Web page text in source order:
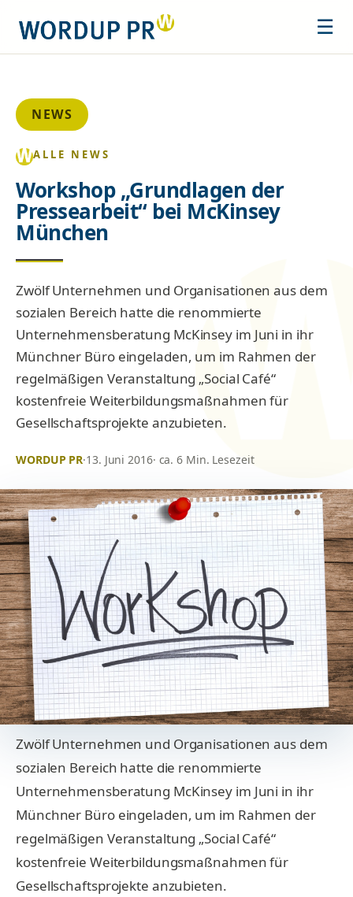
☰
NEWS
ALLE NEWS
Workshop „Grundlagen der
Pressearbeit“ bei McKinsey
München
Zwölf Unternehmen und Organisationen aus dem
sozialen Bereich hatte die renommierte
Unternehmensberatung McKinsey im Juni in ihr
Münchner Büro eingeladen, um im Rahmen der
regelmäßigen Veranstaltung „Social Café“
kostenfreie Weiterbildungsmaßnahmen für
Gesellschaftsprojekte anzubieten.
WORDUP PR·13. Juni 2016· ca. 6 Min. Lesezeit
Zwölf Unternehmen und Organisationen aus dem
sozialen Bereich hatte die renommierte
Unternehmensberatung McKinsey im Juni in ihr
Münchner Büro eingeladen, um im Rahmen der
regelmäßigen Veranstaltung „Social Café“
kostenfreie Weiterbildungsmaßnahmen für
Gesellschaftsprojekte anzubieten.